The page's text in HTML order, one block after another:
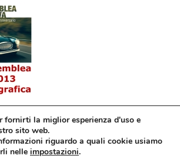
fornirti la miglior esperienza d'uso e
sito web.
riguardo a quali cookie usiamo
nelle impostazioni.